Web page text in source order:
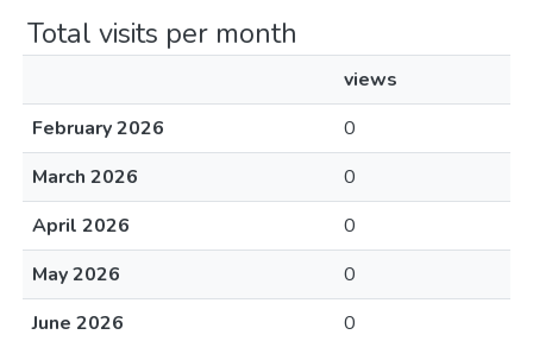
Total visits per month
views
February 2026
0
March 2026
0
April 2026
0
May 2026
0
June 2026
0